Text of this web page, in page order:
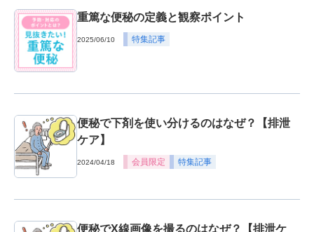
重篤な便秘の定義と観察ポイント
2025/06/10 特集記事
便秘で下剤を使い分けるのはなぜ？【排泄
ケア】
2024/04/18 会員限定 特集記事
便秘でX線画像を撮るのはなぜ？【排泄ケ